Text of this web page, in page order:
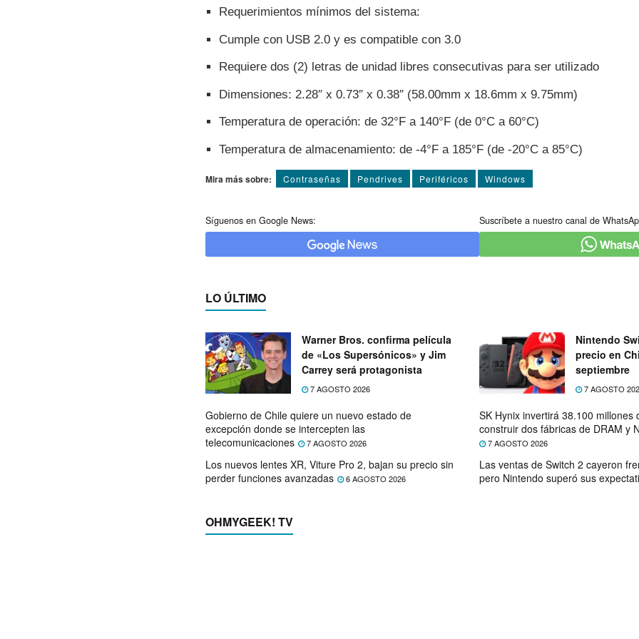
Requerimientos mí­nimos del sistema:
Cumple con USB 2.0 y es compatible con 3.0
Requiere dos (2) letras de unidad libres consecutivas para ser utilizado
Dimensiones: 2.28″ x 0.73″ x 0.38″ (58.00mm x 18.6mm x 9.75mm)
Temperatura de operación: de 32°F a 140°F (de 0°C a 60°C)
Temperatura de almacenamiento: de -4°F a 185°F (de -20°C a 85°C)
Mira más sobre: Contraseñas Pendrives Periféricos Windows
Síguenos en Google News: Suscríbete a nuestro canal de
LO ÚLTIMO
Warner Bros. confirma película
de «Los Supersónicos» y Jim
Carrey será protagonista
7 AGOSTO 2026
Nintendo
precio en
septiembre
7 AGOSTO
Gobierno de Chile quiere un nuevo estado de
excepción donde se intercepten las
telecomunicaciones
7 AGOSTO 2026
SK Hynix invertirá 38.100 millones
construir dos fábricas de DRAM y
7 AGOSTO 2026
Los nuevos lentes XR, Viture Pro 2, bajan su precio sin
perder funciones avanzadas
6 AGOSTO 2026
Las ventas de Switch 2 cayeron
pero Nintendo superó sus
OHMYGEEK! TV